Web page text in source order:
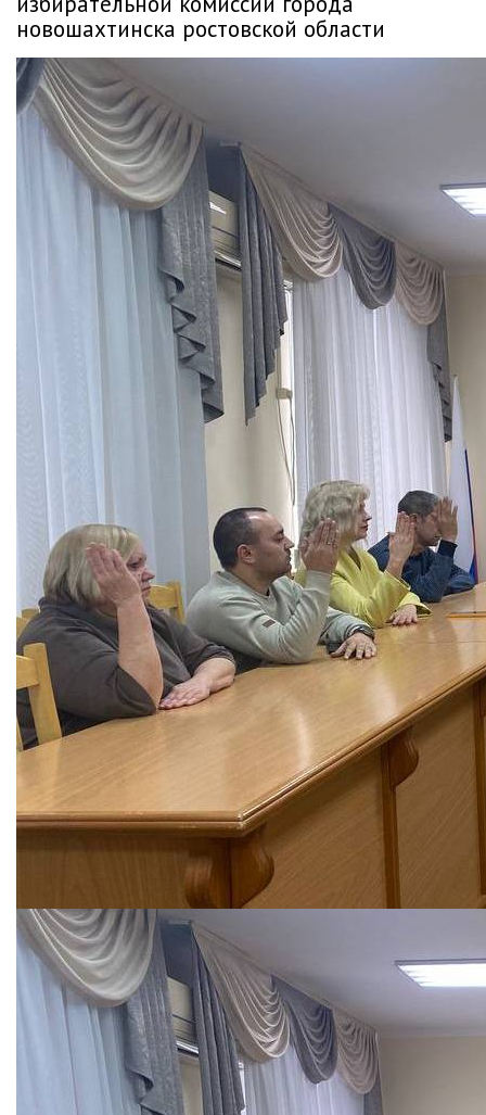
новошахтинска ростовской области